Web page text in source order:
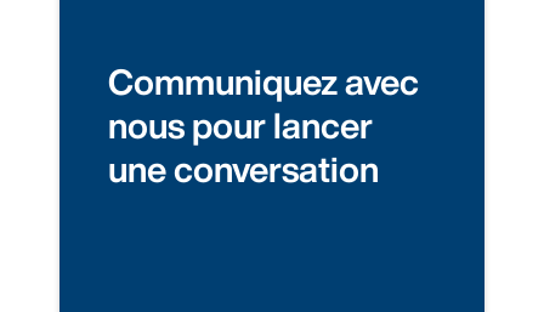
Communiquez avec
nous pour lancer
une conversation